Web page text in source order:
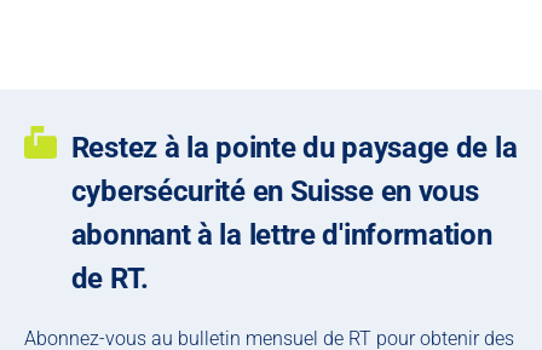
Restez à la pointe du paysage de la
cybersécurité en Suisse en vous
abonnant à la lettre d'information
de RT.
Abonnez-vous au bulletin mensuel de RT pour obtenir des